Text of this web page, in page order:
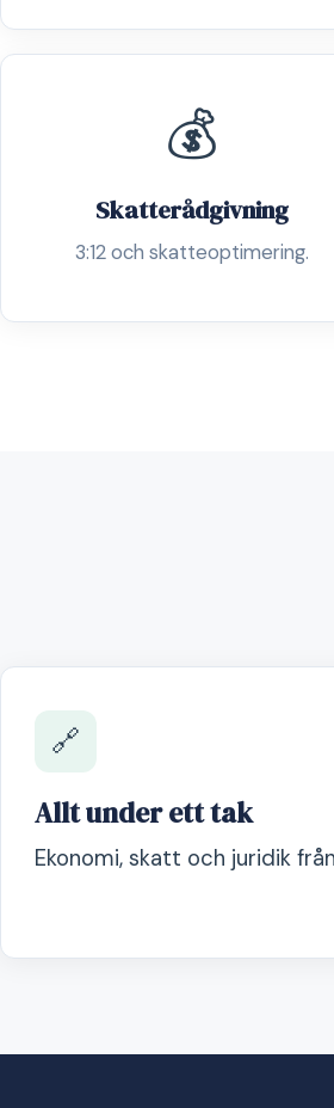
💰
Skatterådgivning
3:12 och skatteoptimering.
🔗
Allt under ett tak
Ekonomi, skatt och juridik